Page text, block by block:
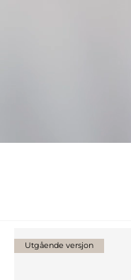
Utgående versjon